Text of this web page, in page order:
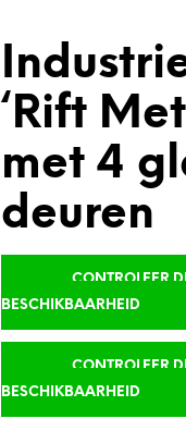
‘Rift
met 4
deuren
CONTROLEER
BESCHIKBAARHEID
CONTROLEER
BESCHIKBAARHEID